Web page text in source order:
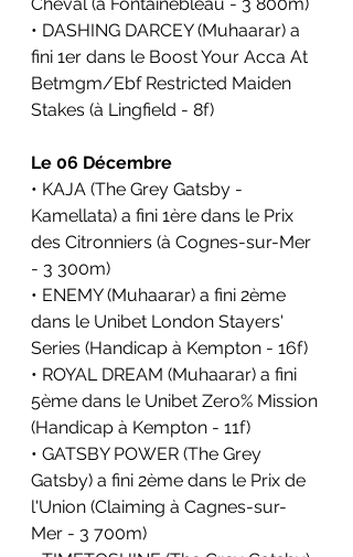
• DASHING DARCEY (Muhaarar) a
fini 1er dans le Boost Your Acca At
Betmgm/Ebf Restricted Maiden
Stakes (à Lingfield - 8f)
Le 06 Décembre
• KAJA (The Grey Gatsby -
Kamellata) a fini 1ère dans le Prix
des Citronniers (à Cognes-sur-Mer
- 3 300m)
• ENEMY (Muhaarar) a fini 2ème
dans le Unibet London Stayers'
Series (Handicap à Kempton - 16f)
• ROYAL DREAM (Muhaarar) a fini
5ème dans le Unibet Zero% Mission
(Handicap à Kempton - 11f)
• GATSBY POWER (The Grey
Gatsby) a fini 2ème dans le Prix de
l'Union (Claiming à Cagnes-sur-
Mer - 3 700m)